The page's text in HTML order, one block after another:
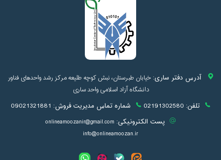
آدرس دفتر ساری:خیابان طبرستان، نبش کوچه طلیعه مرکز رشد واحدهای فناور
دانشگاه آزاد اسلامی واحد ساری
تلفن: 02191302580 شماره تماس مدیریت فروش: 09021321881
پست الکترونیکی: onlineamoozanir@gmail.com
info@onlineamoozan.ir